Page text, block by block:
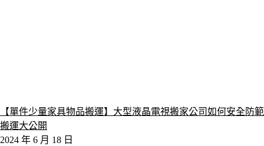
【單件少量家具物品搬運】大型液晶電視搬家公司如何安全防範
搬運大公開
2024 年 6 月 18 日